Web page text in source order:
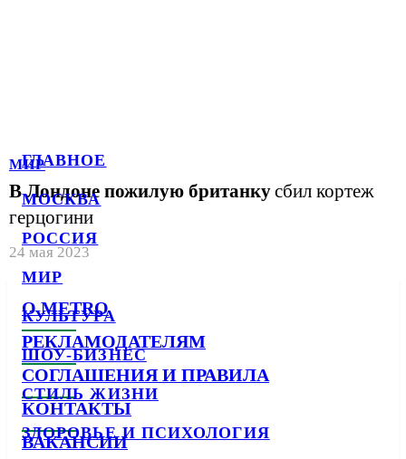
ГЛАВНОЕ
МОСКВА
РОССИЯ
МИР
КУЛЬТУРА
ШОУ-БИЗНЕС
СТИЛЬ ЖИЗНИ
ЗДОРОВЬЕ И ПСИХОЛОГИЯ
МИР
В Лондоне пожилую британкусбил кортеж
герцогини
24 мая 2023
О METRO
РЕКЛАМОДАТЕЛЯМ
СОГЛАШЕНИЯ И ПРАВИЛА
КОНТАКТЫ
ВАКАНСИИ